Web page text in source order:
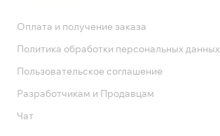
Оплата и получение заказа
Политика обработки персональных данных
Пользовательское соглашение
Разработчикам и Продавцам
Чат